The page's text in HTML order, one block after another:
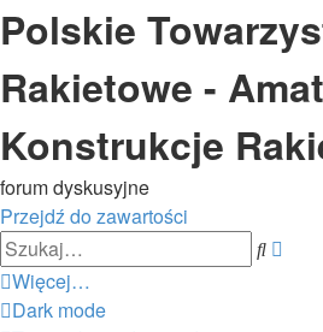
Polskie
Rakietowe -
Konstrukcje
forum dyskusyjne
Przejdź do zawartości
Szukaj
Więcej…
Dark mode